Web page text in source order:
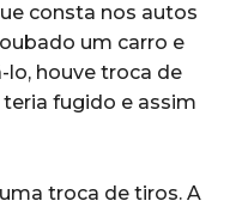
consta nos autos
um carro e
lo, houve troca de
fugido e assim
troca de tiros. A